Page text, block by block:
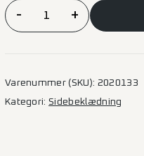
Sidebeklædning
Sprinter
(B)
- +
Varenummer (SKU): 2020133
Kategori:Sidebeklædning